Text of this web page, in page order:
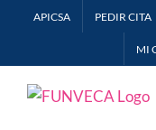
APICSA PEDIR CITA
MI